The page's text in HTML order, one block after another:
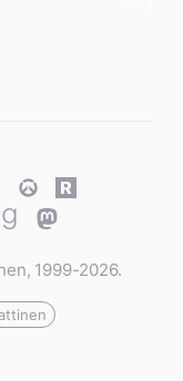
Overwatch
Rawg.io
Goodreads
Mastodon
1999-2026.